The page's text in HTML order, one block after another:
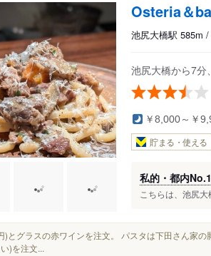
Osteria＆
池尻大橋駅 585m
池尻大橋から7分
￥8,000～￥
貯まる・使える
私的・都内
こちらは、池尻
)とグラスの赤ワインを注文。 パスタは下田さん家
)を注文...